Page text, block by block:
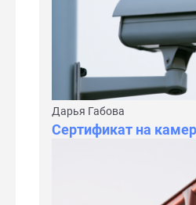
Дарья Габова
Сертификат на